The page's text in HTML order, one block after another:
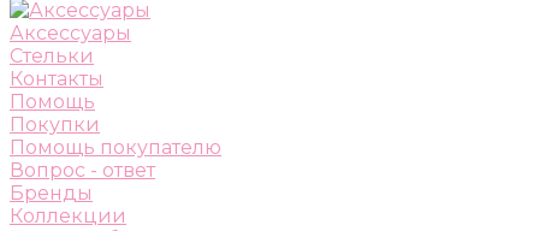
Аксессуары
Стельки
Контакты
Помощь
Покупки
Помощь покупателю
Вопрос - ответ
Бренды
Коллекции